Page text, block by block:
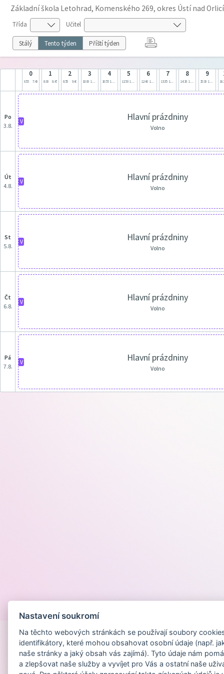
Základní škola Letohrad, Komenského 269, okres Ústí nad Orlicí
Třída Učitel
Stálý Tento týden Příští týden
0
6:55 7:40
1
8:00 8:45
2
8:55 9:40
3
10:00 10:45
4
10:55 11:40
5
11:50 12:35
6
12:40 13:25
7
13:35 14:20
8
14:30 15:15
9
15:30 16:15
po
3.8.
V Hlavní prázdniny
Volno
út
4.8.
V Hlavní prázdniny
Volno
st
5.8.
V Hlavní prázdniny
Volno
čt
6.8.
V Hlavní prázdniny
Volno
pá
7.8.
V Hlavní prázdniny
Volno
Nastavení soukromí
Na těchto webových stránkách se používají soubory
identifikátory, které mohou obsahovat osobní údaje (např.
naše stránky a jaký obsah vás zajímá). Tyto údaje nám
a zlepšovat naše služby a vyvíjet pro Vás a ostatní naše